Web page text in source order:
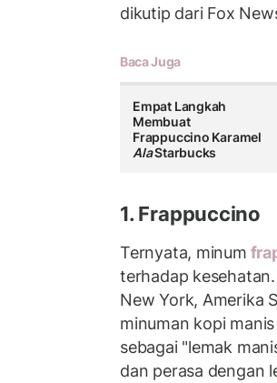
dikutip dari Fox
Baca Juga
Empat Langkah
Membuat
Frappuccino Karamel
AlaStarbucks
1. Frappuccino
Ternyata, minum
terhadap
New York, Amerika
minuman kopi
sebagai "lemak
dan perasa dengan